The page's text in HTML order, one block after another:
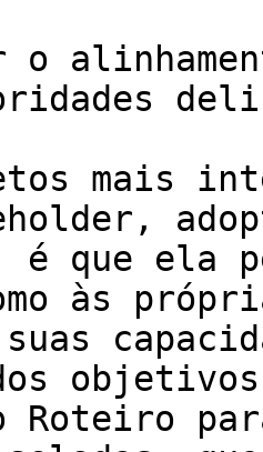
o
mais
é que ela
às
dos
Roteiro